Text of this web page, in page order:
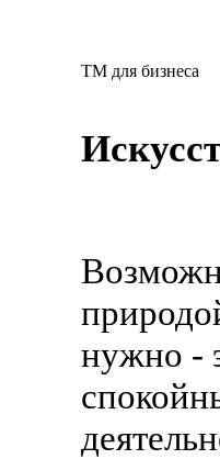
TM для бизнеса
нужно -